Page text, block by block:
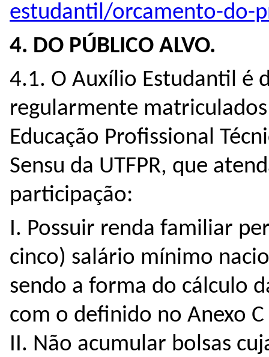
estudantil/orcamento-do-
4. DO PÚBLICO ALVO.
4.1. O Auxílio Estudantil é
regularmente
Educação Profissional
Sensu da UTFPR, que
participação:
I. Possuir renda familiar
cinco) salário mínimo
sendo a forma do cálculo
com o definido no Anexo
II. Não acumular bolsas